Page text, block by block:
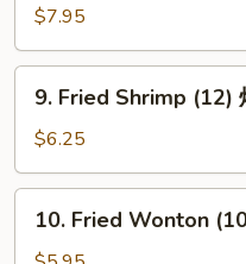
Pork
Dumpling
(6)
$7.95
Fried
Shrimp
(12)
炸
9. Fried Shrimp (12)
$6.25
Fried
10. Fried Wonton